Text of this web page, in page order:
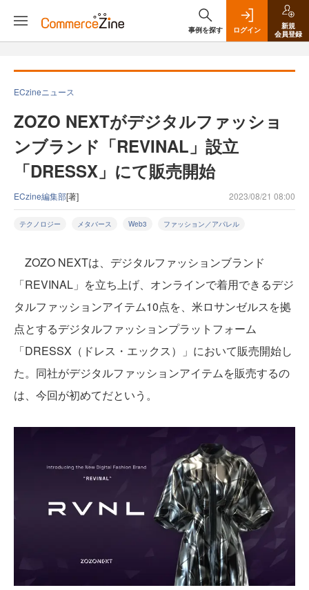
事例を探す ログイン
新規
会員登録
ECzineニュース
ZOZO NEXTがデジタルファッショ
ンブランド「REVINAL」設立
「DRESSX」にて販売開始
ECzine編集部[著] 2023/08/21 08:00
テクノロジー メタバース Web3 ファッション／アパレル
ZOZO NEXTは、デジタルファッションブランド
「REVINAL」を立ち上げ、オンラインで着用できるデジ
タルファッションアイテム10点を、米ロサンゼルスを拠
点とするデジタルファッションプラットフォーム
「DRESSX（ドレス・エックス）」において販売開始し
た。同社がデジタルファッションアイテムを販売するの
は、今回が初めてだという。